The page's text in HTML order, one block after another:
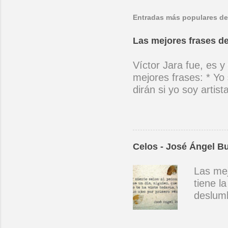
Entradas más populares
Las mejores frases
Víctor Jara fue, es y
mejores frases: *
dirán si yo soy
por cantar ni por
el niño envejece sin
amargos los días, si
cantara, le cantara
mano con mano,
Celos - José Ángel
Las
tiene